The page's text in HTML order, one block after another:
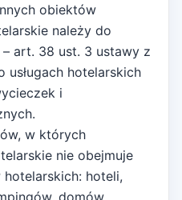
obiektów
należy do
art. 38 ust. 3 ustawy z
usługach hotelarskich
i
w których
nie obejmuje
hoteli,
domów